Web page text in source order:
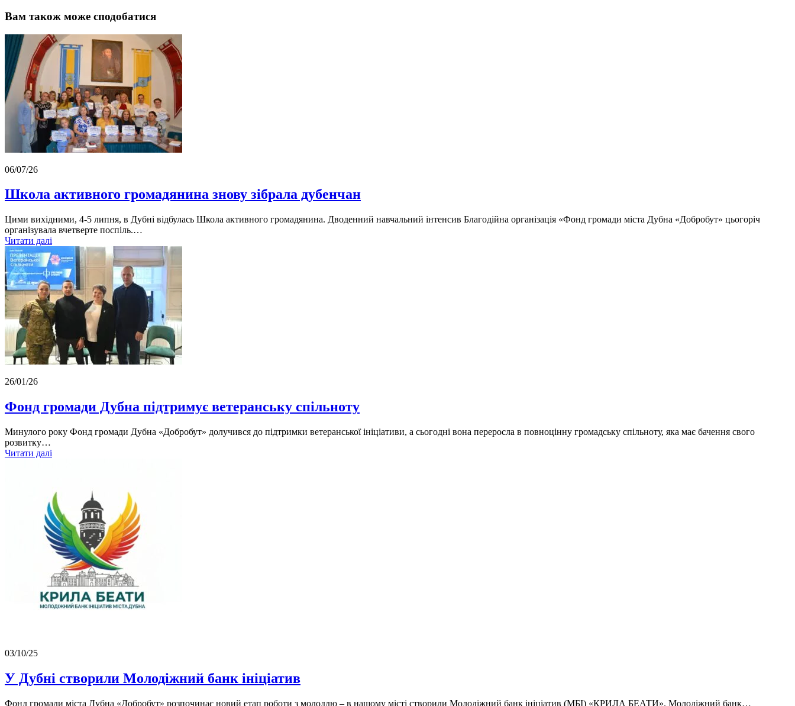
Вам також може сподобатися
06/07/26
Школа активного громадянина знову зібрала дубенчан
Цими вихідними, 4-5 липня, в Дубні відбулась Школа активного громадянина. Дводенний навчальний інтенсив Благодійна організація «Фонд громади міста Дубна «Добробут» цьогоріч
організувала вчетверте поспіль.…
Читати далі
26/01/26
Фонд громади Дубна підтримує ветеранську спільноту
Минулого року Фонд громади Дубна «Добробут» долучився до підтримки ветеранської ініціативи, а сьогодні вона переросла в повноцінну громадську спільноту, яка має бачення свого
розвитку…
Читати далі
03/10/25
У Дубні створили Молодіжний банк ініціатив
Фонд громади міста Дубна «Добробут» розпочинає новий етап роботи з молоддю – в нашому місті створили Молодіжний банк ініціатив (МБІ) «КРИЛА БЕАТИ». Молодіжний банк…